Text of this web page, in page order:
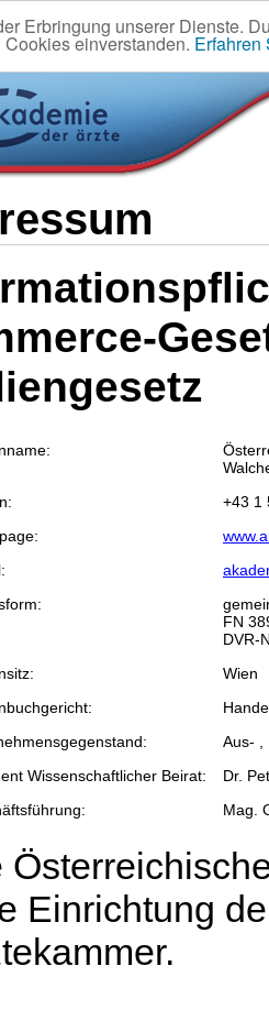
Erbringung unserer Dienste.
einverstanden. Erfahren
+43 1
FN
DVR-
Wien
Aus- ,
Wissenschaftlicher Beirat:
Dr.
Mag.
Einrichtung